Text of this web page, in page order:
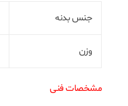
جنس بدنه
وزن
مشخصات فنی